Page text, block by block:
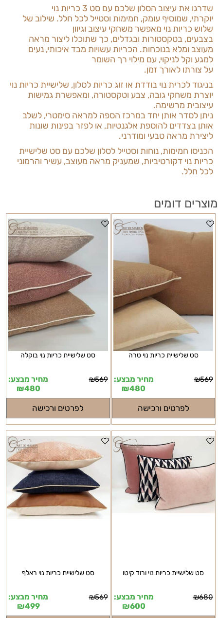
שדרגו את עיצוב הסלון שלכם עם סט 3 כריות נוי
יוקרתי, שמוסיף עומק, חמימות וסטייל לכל חלל. שילוב של
שלוש כריות נוי מאפשר משחקי עיצוב וגיוון
בצבעים, בטקסטורות ובגדלים, כך שתוכלו ליצור מראה
מעוצב ומלא בנוכחות. הכריות עשויות מבד איכותי, נעים
למגע וקל לניקוי, עם מילוי רך השומר
על צורתו לאורך זמן.
בניגוד לכרית נוי בודדת או זוג כריות לסלון, שלישיית כריות נוי
יוצרת משחקי גובה, צבע וטקסטורה, ומאפשרת גמישות
עיצובית מרשימה.
ניתן לסדר אותן יחד במרכז הספה למראה סימטרי, לשלב
אותן בצדדים להוספת אלגנטיות, או לפזר בפינות שונות
ליצירת מראה טבעי ומודרני.
הכניסו חמימות, נוחות וסטייל לסלון שלכם עם סט שלישיית
כריות נוי דקורטיביות, שמעניק מראה מעוצב, עשיר והרמוני
לכל חלל.
מוצרים דומים
סט שלישיית כריות נוי טרה
₪569
מחיר מבצע:
₪480
לפרטים ורכישה
סט שלישיית כריות נוי בוקלה
₪569
מחיר מבצע:
₪480
לפרטים ורכישה
סט שלישיית כריות נוי ורוד קיטו
₪680
מחיר מבצע:
₪600
סט שלישיית כריות נוי ראלף
₪569
מחיר מבצע:
₪499